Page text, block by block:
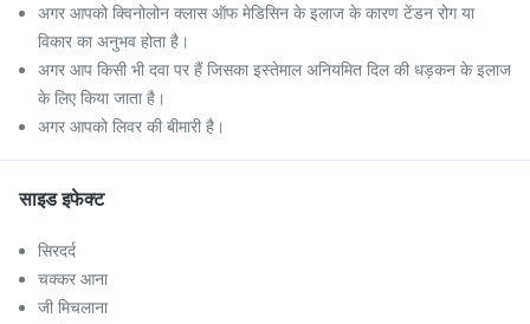
अगर आपको क्विनोलोन क्लास ऑफ मेडिसिन के इलाज के कारण टेंडन रोग या
विकार का अनुभव होता है।
अगर आप किसी भी दवा पर हैं जिसका इस्तेमाल अनियमित दिल की धड़कन के इलाज
के लिए किया जाता है।
अगर आपको लिवर की बीमारी है।
साइड इफेक्ट
सिरदर्द
चक्कर आना
जी मिचलाना